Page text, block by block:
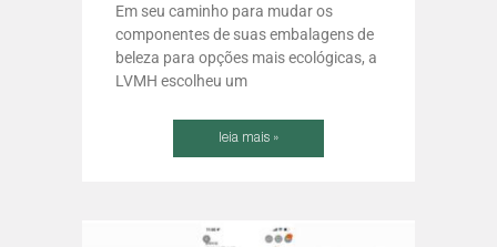
Em seu caminho para mudar os
componentes de suas embalagens de
beleza para opções mais ecológicas, a
LVMH escolheu um
leia mais »